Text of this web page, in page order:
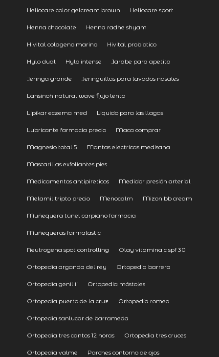
Heliocare color gelcream brown Heliocare sport
Henna chocolate Henna radhe shyam
Hivital colageno marino Hivital probiotico
Hylo dual Hylo intense Jarabe para apetito
Jeringa grande Jeringuillas para lavados nasales
Lansinoh natural wave flujo lento
Lipikar eczema med Liquido para las llagas
Lubricante farmacia precio Maca comprar
Magnesio total 5 Mantas electricas medisana
Mascarillas exfoliantes pies
Medicamentos antipireticos Medidor presión arterial
Melamil tripto precio Menocalm Mizon bb cream
Muñequera túnel carpiano farmacia
Muñequeras farmalastic
Neutrogena spot controlling Olay vitamina c spf 30
Ortopedia arganda del rey Ortopedia barrera
Ortopedia genil ii Ortopedia móstoles
Ortopedia puerto de la cruz Ortopedia romeo
Ortopedia sanlucar de barrameda
Ortopedia tres cantos 12 horas Ortopedia tres cruces
Ortopedia valme Parches contorno de ojos